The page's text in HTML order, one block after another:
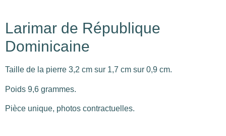
Larimar de République
Dominicaine
Taille de la pierre 3,2 cm sur 1,7 cm sur 0,9 cm.
Poids 9,6 grammes.
Pièce unique, photos contractuelles.